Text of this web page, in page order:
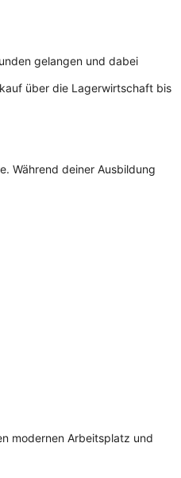
gelangen und dabei
über die Lagerwirtschaft bis
Während deiner Ausbildung
modernen Arbeitsplatz und